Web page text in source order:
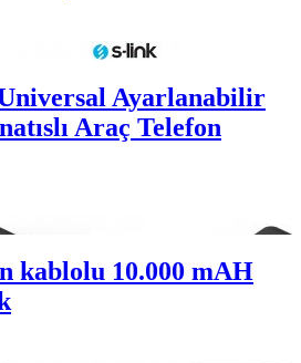
Ayarlanabilir
Araç Telefon
kablolu 10.000 mAH